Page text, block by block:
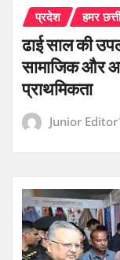
प्रदेश हमर
ढाई साल की
सामाजिक और
प्राथमिकता
Junior